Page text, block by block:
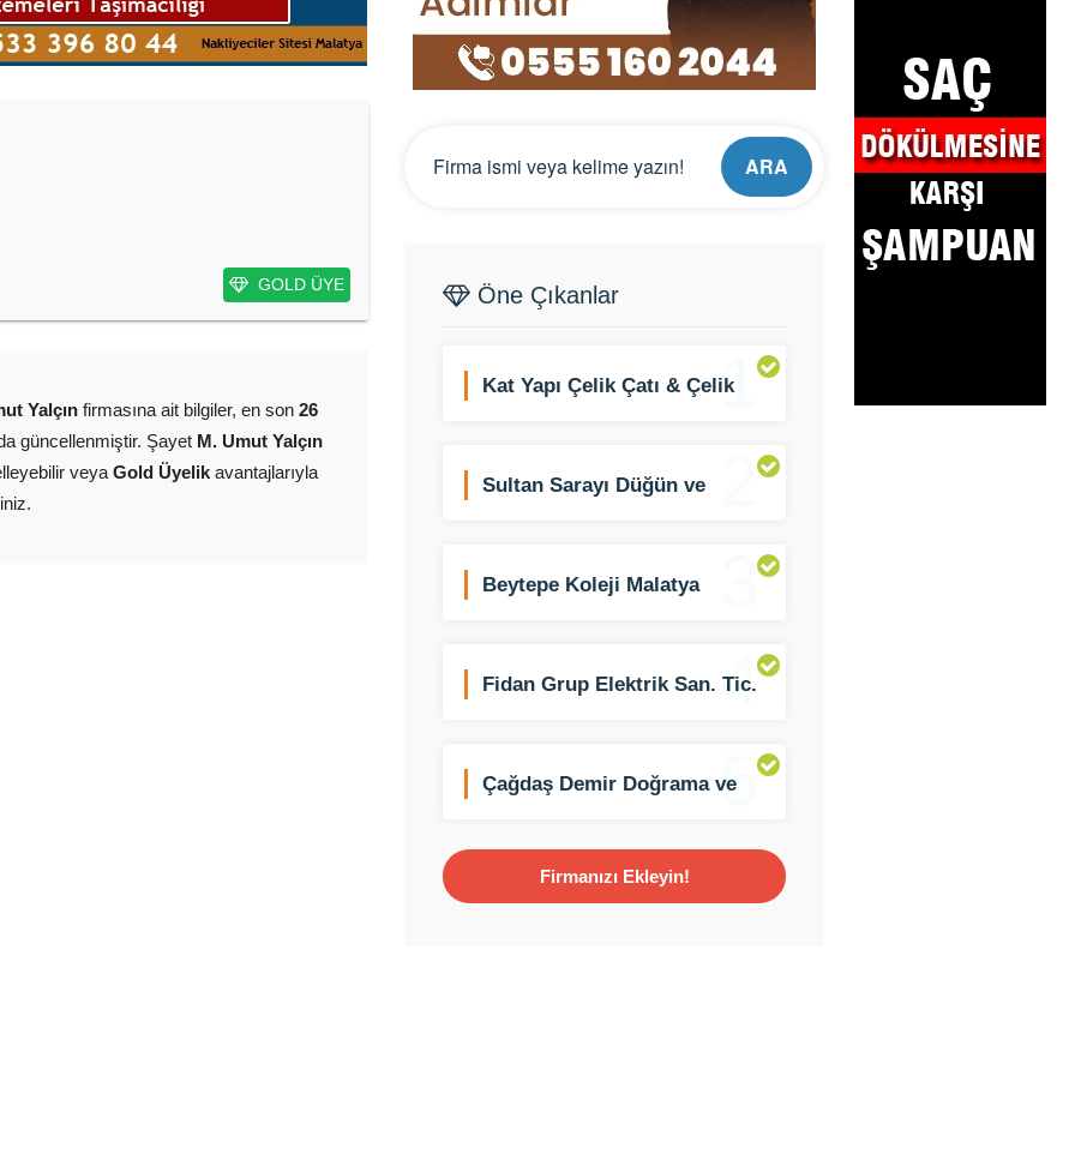
GOLD ÜYE
Yalçın firmasına ait bilgiler, en son 26
güncellenmiştir. Şayet M. Umut Yalçın
veyaGold Üyelik avantajlarıyla
ARA
Öne Çıkanlar
1
Kat Yapı Çelik Çatı & Çelik
2
Sultan Sarayı Düğün ve
3
Beytepe Koleji Malatya
4
Fidan Grup Elektrik San. Tic.
5
Çağdaş Demir Doğrama ve
Firmanızı Ekleyin!